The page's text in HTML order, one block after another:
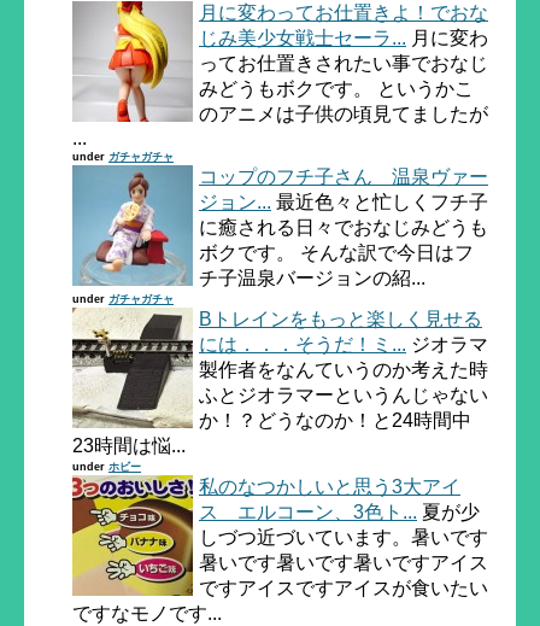
月に変わってお仕置きよ！でおな
じみ美少女戦士セーラ... 月に変わ
ってお仕置きされたい事でおなじ
みどうもボクです。 というかこ
のアニメは子供の頃見てましたが
...
under ガチャガチャ
コップのフチ子さん 温泉ヴァー
ジョン... 最近色々と忙しくフチ子
に癒される日々でおなじみどうも
ボクです。 そんな訳で今日はフ
チ子温泉バージョンの紹...
under ガチャガチャ
Bトレインをもっと楽しく見せる
には．．．そうだ！ミ... ジオラマ
製作者をなんていうのか考えた時
ふとジオラマーというんじゃない
か！？どうなのか！と24時間中
23時間は悩...
under ホビー
私のなつかしいと思う3大アイ
ス エルコーン、3色ト... 夏が少
しづつ近づいています。暑いです
暑いです暑いです暑いですアイス
ですアイスですアイスが食いたい
ですなモノです...